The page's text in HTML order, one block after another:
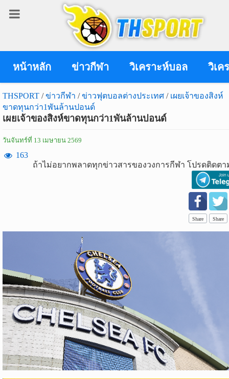
หน้าหลัก ข่าวกีฬา วิเคราะห์บอล วิเค
THSPORT / ข่าวกีฬา / ข่าวฟุตบอลต่างประเทศ / เผยเจ้าของสิงห์
ขาดทุนกว่า1พันล้านปอนด์
เผยเจ้าของสิงห์ขาดทุนกว่า1พันล้านปอนด์
วันจันทร์ที่ 13 เมษายน 2569
163
ถ้าไม่อยากพลาดทุกข่าวสารของวงการกีฬา โปรดติดตา
Share Share
เข้า
เข้าสู่ระบบ
เข้าสู่ระบบด้วย facebook
สมัคร
สมาชิก
ข่าว
ฟุตบอล
ต่าง
ประเทศ
ข่าว
NBA